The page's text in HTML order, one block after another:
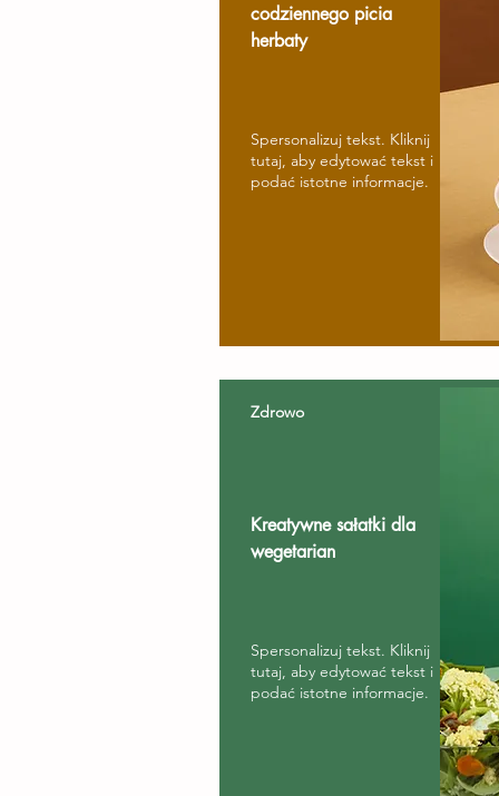
codziennego picia
herbaty
Spersonalizuj tekst. Kliknij
tutaj, aby edytować tekst i
podać istotne informacje.
Zdrowo
Kreatywne sałatki dla
wegetarian
Spersonalizuj tekst. Kliknij
tutaj, aby edytować tekst i
podać istotne informacje.